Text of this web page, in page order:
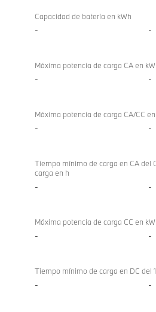
carga
sDrive18i
Capacidad de batería en kWh
- -
Máxima potencia de carga CA en kW
- -
Máxima potencia de carga CA/CC
- -
Tiempo mínimo de carga en CA del
carga en h
- -
Máxima potencia de carga CC en kW
- -
Tiempo mínimo de carga en DC del
- -